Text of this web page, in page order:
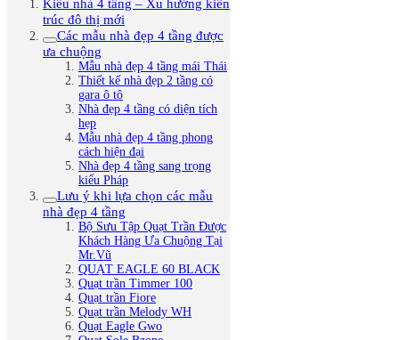
Kiểu nhà 4 tầng – Xu hướng kiến
trúc đô thị mới
Các mẫu nhà đẹp 4 tầng được
ưa chuộng
Mẫu nhà đẹp 4 tầng mái Thái
Thiết kế nhà đẹp 2 tầng có
gara ô tô
Nhà đẹp 4 tầng có diện tích
hẹp
Mẫu nhà đẹp 4 tầng phong
cách hiện đại
Nhà đẹp 4 tầng sang trọng
kiểu Pháp
Lưu ý khi lựa chọn các mẫu
nhà đẹp 4 tầng
Bộ Sưu Tập Quạt Trần Được
Khách Hàng Ưa Chuộng Tại
Mr.Vũ
QUẠT EAGLE 60 BLACK
Quạt trần Timmer 100
Quạt trần Fiore
Quạt trần Melody WH
Quạt Eagle Gwo